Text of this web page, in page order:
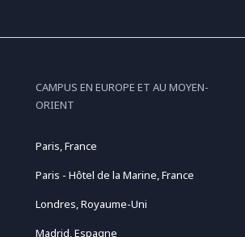
CAMPUS EN EUROPE ET AU MOYEN-
ORIENT
Paris, France
Paris - Hôtel de la Marine, France
Londres, Royaume-Uni
Madrid, Espagne